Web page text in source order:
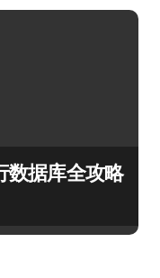
数据库全攻略